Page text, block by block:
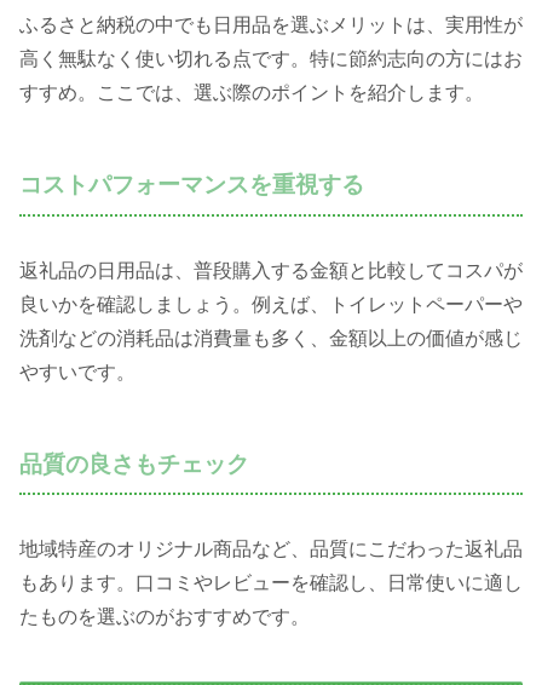
ふるさと納税の中でも日用品を選ぶメリットは、実用性が
高く無駄なく使い切れる点です。特に節約志向の方にはお
すすめ。ここでは、選ぶ際のポイントを紹介します。
コストパフォーマンスを重視する
返礼品の日用品は、普段購入する金額と比較してコスパが
良いかを確認しましょう。例えば、トイレットペーパーや
洗剤などの消耗品は消費量も多く、金額以上の価値が感じ
やすいです。
品質の良さもチェック
地域特産のオリジナル商品など、品質にこだわった返礼品
もあります。口コミやレビューを確認し、日常使いに適し
たものを選ぶのがおすすめです。